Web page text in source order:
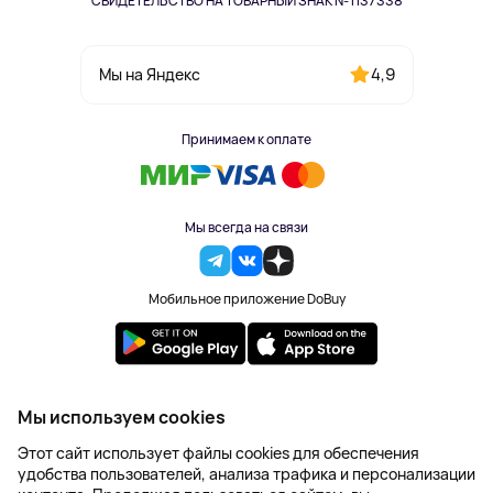
Мы на Яндекс 4,9
Принимаем к оплате
Мы всегда на связи
Мобильное приложение DoBuy
2023-2026 © DoBuy. Все права защищены
Правила обработки персональных данных
Пользовательское соглашение
Оферта
Мы используем cookies
Этот сайт использует файлы cookies для обеспечения
удобства пользователей, анализа трафика и персонализации